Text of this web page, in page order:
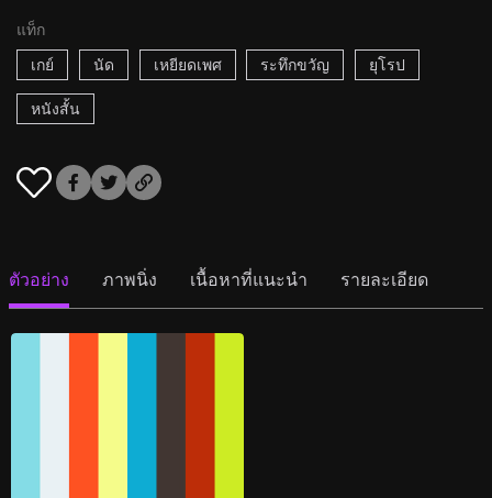
แท็ก
เกย์
นัด เหยียดเพศ ระทึกขวัญ ยุโรป
หนังสั้น
ตัวอย่าง ภาพนิ่ง เนื้อหาที่แนะนำ รายละเอียด